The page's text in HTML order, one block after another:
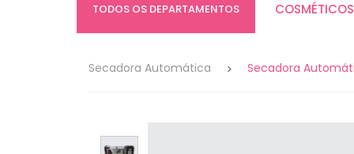
TODOS OS DEPARTAMENTOS
Secadora Automática Secadora